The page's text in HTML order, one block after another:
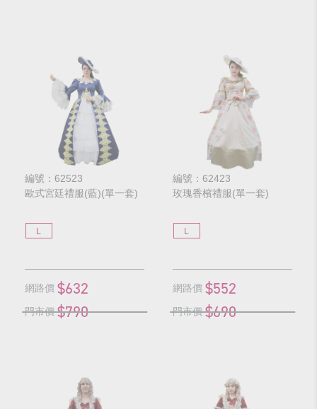
編號：62523
歐式宮廷禮服(藍)(單一套)
L
網路價 $632
門市價 $790
編號：62423
玫瑰香檳禮服(單一套)
L
網路價 $552
門市價 $690